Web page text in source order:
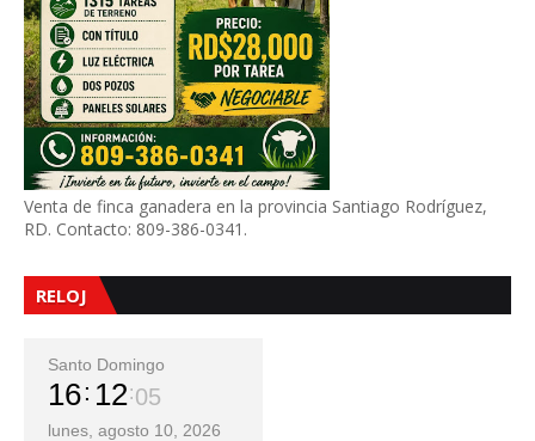
Venta de finca ganadera en la provincia Santiago Rodríguez,
RD. Contacto: 809-386-0341.
RELOJ
Santo Domingo
16 12 07
lunes, agosto 10, 2026